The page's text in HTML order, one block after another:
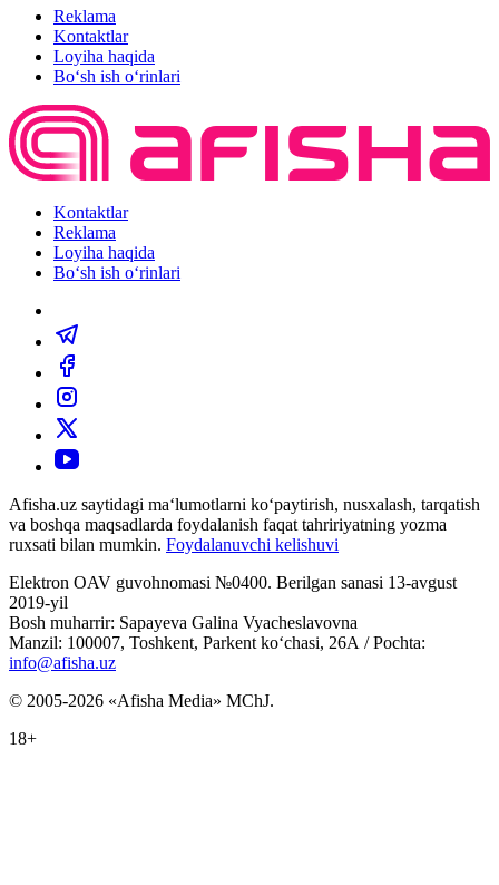
Reklama
Kontaktlar
Loyiha haqida
Bo‘sh ish o‘rinlari
Kontaktlar
Reklama
Loyiha haqida
Bo‘sh ish o‘rinlari
Afisha.uz saytidagi ma‘lumotlarni ko‘paytirish, nusxalash, tarqatish
va boshqa maqsadlarda foydalanish faqat tahririyatning yozma
ruxsati bilan mumkin. Foydalanuvchi kelishuvi
Elektron OAV guvohnomasi №0400. Berilgan sanasi 13-avgust
2019-yil
Bosh muharrir: Sapayeva Galina Vyacheslavovna
Manzil: 100007, Toshkent, Parkent ko‘chasi, 26А / Pochta:
info@afisha.uz
© 2005-2026 «Afisha Media» MChJ.
18+